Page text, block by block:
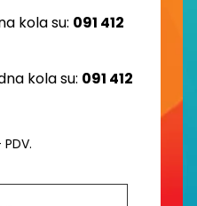
kola su: 091 412
kola su: 091 412